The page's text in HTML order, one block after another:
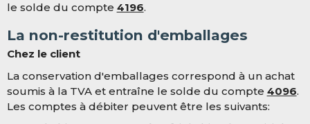
le solde du compte 4196.
La non-restitution d'emballages
Chez le client
La conservation d'emballages correspond à un achat
soumis à la TVA et entraîne le solde du compte 4096.
Les comptes à débiter peuvent être les suivants: